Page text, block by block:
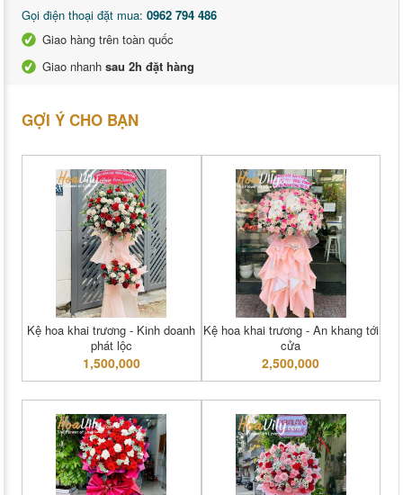
Gọi điện thoại đặt mua: 0962 794 486
Giao hàng trên toàn quốc
Giao nhanh sau 2h đặt hàng
GỢI Ý CHO BẠN
Kệ hoa khai trương - Kinh doanh
phát lộc
1,500,000
Kệ hoa khai trương - An khang tới
cửa
2,500,000